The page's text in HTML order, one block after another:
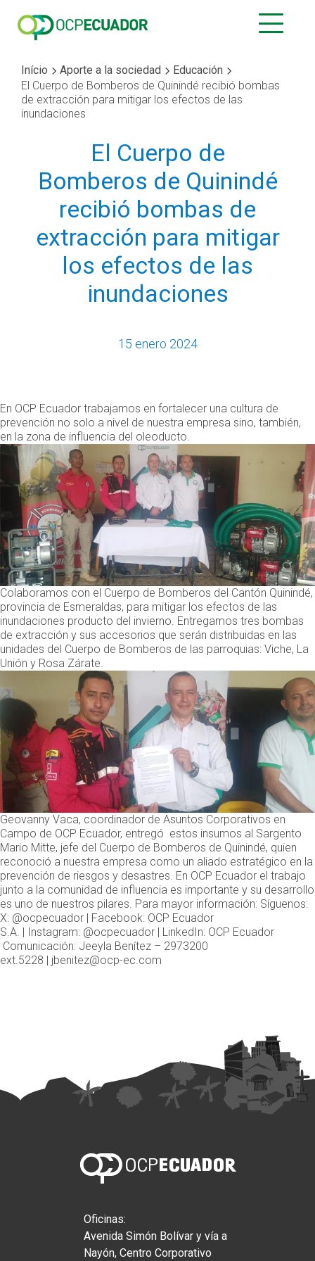
Início Aporte a la sociedad
Educación
El Cuerpo de Bomberos de Quinindé recibió bombas
de extracción para mitigar los efectos de las
inundaciones
El Cuerpo de
Bomberos de Quinindé
recibió bombas de
extracción para mitigar
los efectos de las
inundaciones
15 enero 2024
En OCP Ecuador trabajamos en fortalecer una cultura de
prevención no solo a nivel de nuestra empresa sino, también,
en la zona de influencia del oleoducto.
Colaboramos con el Cuerpo de Bomberos del Cantón Quinindé,
provincia de Esmeraldas, para mitigar los efectos de las
inundaciones producto del invierno. Entregamos tres bombas
de extracción y sus accesorios que serán distribuidas en las
unidades del Cuerpo de Bomberos de las parroquias: Viche, La
Unión y Rosa Zárate.
Geovanny Vaca, coordinador de Asuntos Corporativos en
Campo de OCP Ecuador, entregó estos insumos al Sargento
Mario Mitte, jefe del Cuerpo de Bomberos de Quinindé, quien
reconoció a nuestra empresa como un aliado estratégico en la
prevención de riesgos y desastres. En OCP Ecuador el trabajo
junto a la comunidad de influencia es importante y su desarrollo
es uno de nuestros pilares. Para mayor información: Síguenos:
X: @ocpecuador | Facebook: OCP Ecuador
S.A. | Instagram: @ocpecuador | LinkedIn: OCP Ecuador
Comunicación: Jeeyla Benítez – 2973200
ext.5228 | jbenitez@ocp-ec.com
Oficinas:
Avenida Simón Bolívar y vía a
Nayón, Centro Corporativo